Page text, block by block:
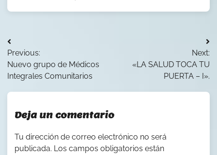
Navegación
de
entradas
Previous:
Nuevo grupo de Médicos
Integrales Comunitarios
Next:
«LA SALUD TOCA TU
PUERTA – I».
Deja un comentario
Tu dirección de correo electrónico no será
publicada. Los campos obligatorios están